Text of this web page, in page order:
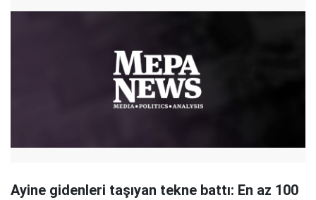
Ayine gidenleri taşıyan tekne battı: En az 100